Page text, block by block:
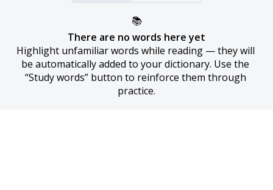
📚
There are no words here yet
Highlight unfamiliar words while reading — they will
be automatically added to your dictionary. Use the
“Study words” button to reinforce them through
practice.